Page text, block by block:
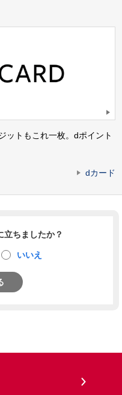
ットもこれ一枚。dポイント
dカード
立ちましたか？
いいえ